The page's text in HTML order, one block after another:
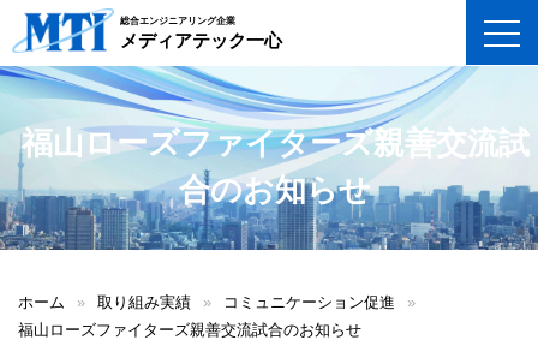
総合エンジニアリング企業
メディアテック一心
福山ローズファイターズ親善交流試
合のお知らせ
ホーム » 取り組み実績 » コミュニケーション促進
»
福山ローズファイターズ親善交流試合のお知らせ